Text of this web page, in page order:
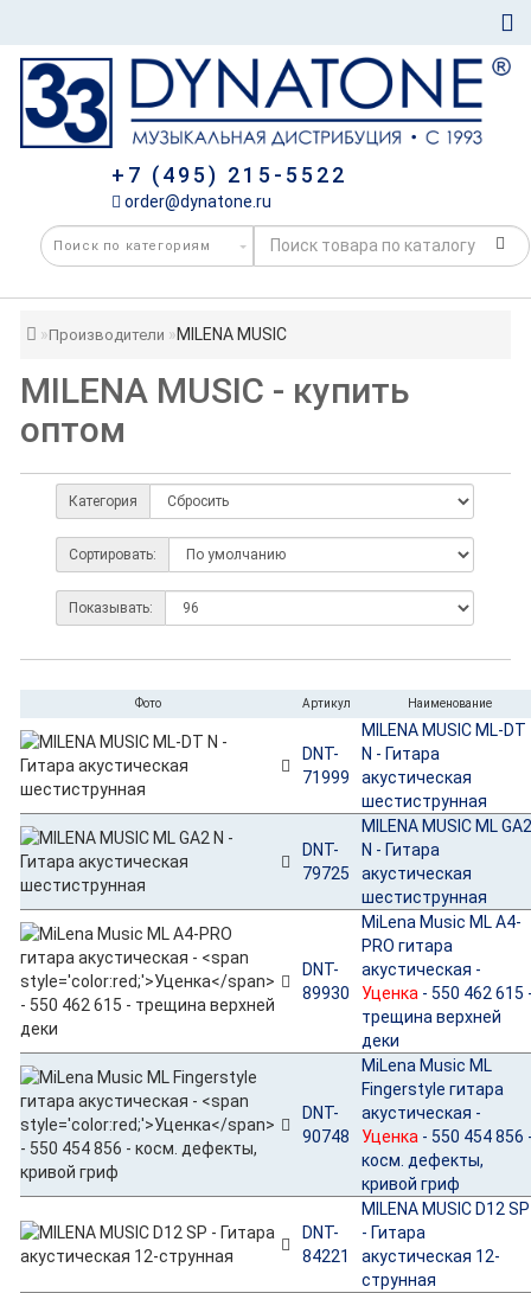
+7 (495) 215-5522
order@dynatone.ru
Производители MILENA MUSIC
MILENA MUSIC - купить
оптом
Категория
Сортировать:
Показывать:
Фото Артикул Наименование
DNT-
71999
MILENA MUSIC ML-DT
N - Гитара
акустическая
шестиструнная
DNT-
79725
MILENA MUSIC ML
N - Гитара
акустическая
шестиструнная
DNT-
89930
MiLena Music ML A4-
PRO гитара
акустическая -
Уценка - 550 462 615
трещина верхней
деки
DNT-
90748
MiLena Music ML
Fingerstyle гитара
акустическая -
Уценка - 550 454 856
косм. дефекты,
кривой гриф
DNT-
84221
MILENA MUSIC D12 SP
- Гитара
акустическая 12-
струнная